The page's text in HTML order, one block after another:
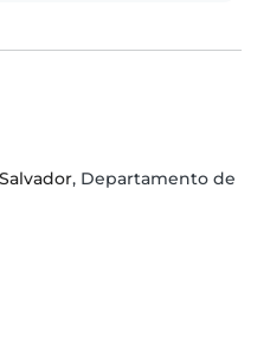
, Departamento de